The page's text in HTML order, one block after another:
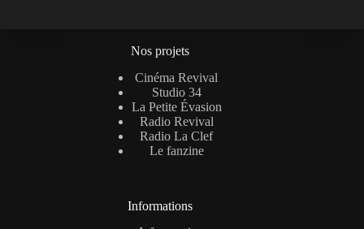
Nos projets
Cinéma Revival
Studio 34
La Petite Évasion
Radio Revival
Radio La Clef
Le fanzine
Informations